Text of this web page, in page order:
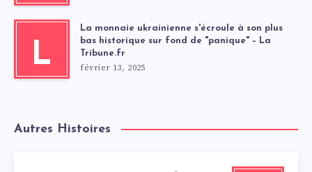
L
La monnaie ukrainienne s'écroule à son plus
bas historique sur fond de "panique" – La
Tribune.fr
février 13, 2025
Autres Histoires